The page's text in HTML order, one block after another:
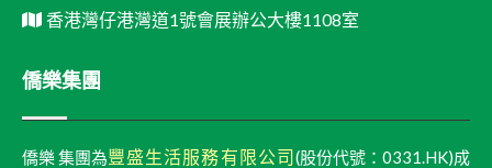
香港灣仔港灣道1號會展辦公大樓1108室
僑樂集團
僑樂 集團為豐盛生活服務有限公司(股份代號：0331.HK)成